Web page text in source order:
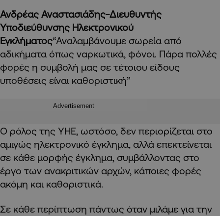
Ανδρέας Αναστασιάδης-Διευθυντής
Υποδιεύθυνσης Ηλεκτρονικού
Εγκλήματος“Αναλαμβάνουμε σωρεία από
αδικήματα όπως ναρκωτικά, φόνοι. Πάρα πολλές
φορές η συμβολή μας σε τέτοιου είδους
υποθέσεις είναι καθοριστική”
Advertisement
Ο ρόλος της ΥΗΕ, ωστόσο, δεν περιορίζεται στο
αμιγώς ηλεκτρονικό έγκλημα, αλλά επεκτείνεται
σε κάθε μορφής έγκλημα, συμβάλλοντας στο
έργο των ανακριτικών αρχών, κάποιες φορές
ακόμη και καθοριστικά.
Σε κάθε περίπτωση πάντως όταν μιλάμε για την